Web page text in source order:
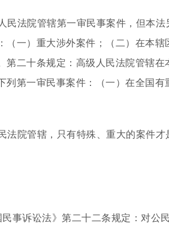
民法院管辖第一审民事案件，但本
一）重大涉外案件；（二）在本辖
第二十条规定：高级人民法院管辖
第一审民事案件：（一）在全国有
院管辖，只有特殊、重大的案件才
事诉讼法》第二十二条规定：对公